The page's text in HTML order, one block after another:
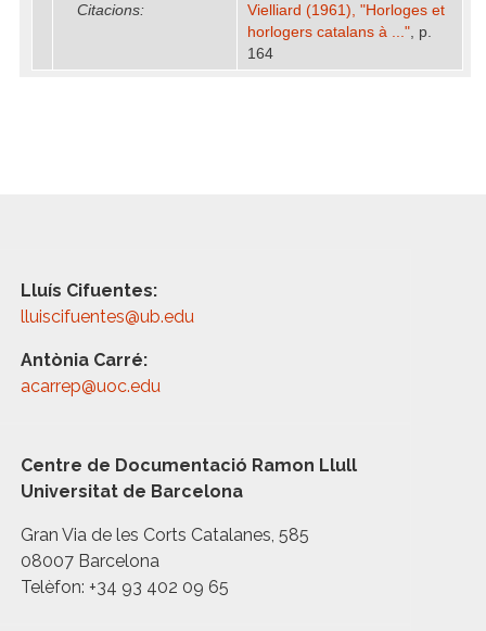
Citacions:
Vielliard (1961), "Horloges et
horlogers catalans à ...", p.
164
Lluís Cifuentes:
lluiscifuentes@ub.edu
Antònia Carré:
acarrep@uoc.edu
Centre de Documentació Ramon Llull
Universitat de Barcelona
Gran Via de les Corts Catalanes, 585
08007 Barcelona
Telèfon: +34 93 402 09 65